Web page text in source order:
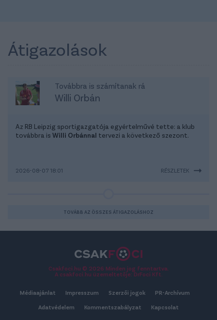
Átigazolások
Továbbra is számítanak rá
Willi Orbán
Az RB Leipzig sportigazgatója egyértelművé tette: a klub
továbbra is Willi Orbánnal tervezi a következő szezont.
2026-08-07 18:01 RÉSZLETEK
TOVÁBB AZ ÖSSZES ÁTIGAZOLÁSHOZ
Csakfoci.hu © 2026 Minden jog fenntartva.
A csakfoci.hu üzemeltetője: DrFoci Kft.
Médiaajánlat Impresszum Szerzői jogok PR-Archívum
Adatvédelem Kommentszabályzat Kapcsolat